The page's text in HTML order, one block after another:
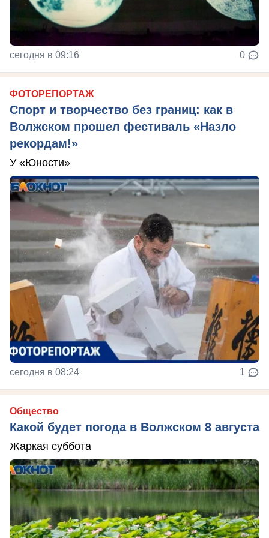
сегодня в 09:16 0
ФОТОРЕПОРТАЖ
Спорт и творчество без границ: как в
Волжском прошел фестиваль «Назло
рекордам!»
У «Юности»
сегодня в 08:24 1
Общество
Какой будет погода в Волжском 8 августа
Жаркая суббота